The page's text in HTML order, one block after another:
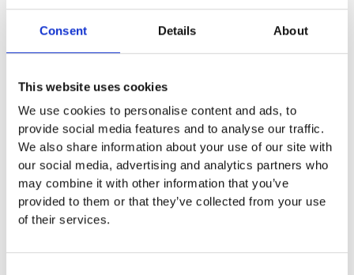
Consent Details About
This website uses cookies
We use cookies to personalise content and ads, to
provide social media features and to analyse our traffic.
We also share information about your use of our site with
our social media, advertising and analytics partners who
may combine it with other information that you’ve
provided to them or that they’ve collected from your use
of their services.
Material Furu
Monteringstid
Monteringstid
1.5 t
Monteringstid personer 1
Gäller totalt mantimmar.
Skötsel
Läs Europlays skötselanvisning